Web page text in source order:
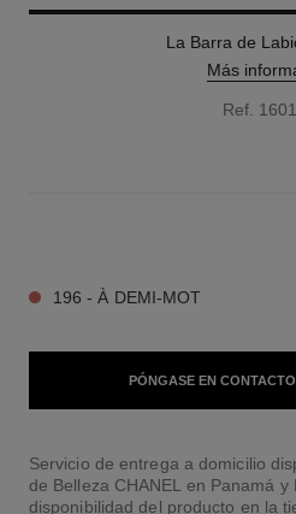
La Barra de
Más
Ref.
196 - À DEMI-MOT
PÓNGASE EN
Servicio de entrega a domicilio
de Belleza CHANEL en Panamá y
disponibilidad del producto en la